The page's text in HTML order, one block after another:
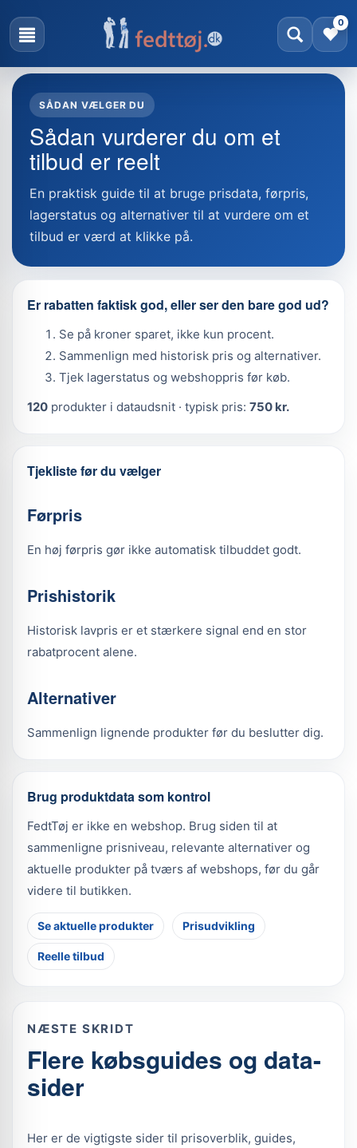
0
SÅDAN VÆLGER DU
Sådan vurderer du om et
tilbud er reelt
En praktisk guide til at bruge prisdata, førpris,
lagerstatus og alternativer til at vurdere om et
tilbud er værd at klikke på.
Er rabatten faktisk god, eller ser den bare god ud?
Se på kroner sparet, ikke kun procent.
Sammenlign med historisk pris og alternativer.
Tjek lagerstatus og webshoppris før køb.
120 produkter i dataudsnit · typisk pris: 750 kr.
Tjekliste før du vælger
Førpris
En høj førpris gør ikke automatisk tilbuddet godt.
Prishistorik
Historisk lavpris er et stærkere signal end en stor
rabatprocent alene.
Alternativer
Sammenlign lignende produkter før du beslutter dig.
Brug produktdata som kontrol
FedtTøj er ikke en webshop. Brug siden til at
sammenligne prisniveau, relevante alternativer og
aktuelle produkter på tværs af webshops, før du går
videre til butikken.
Se aktuelle produkter Prisudvikling
Reelle tilbud
NÆSTE SKRIDT
Flere købsguides og data-
sider
Her er de vigtigste sider til prisoverblik, guides,